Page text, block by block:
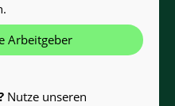
Arbeitgeber
Nutze unseren